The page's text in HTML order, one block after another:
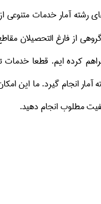
رشته آمار خدمات متنوعی
از فارغ التحصیلان
كرده ایم. قطعا
انجام گیرد. ما این
مطلوب انجام دهید.